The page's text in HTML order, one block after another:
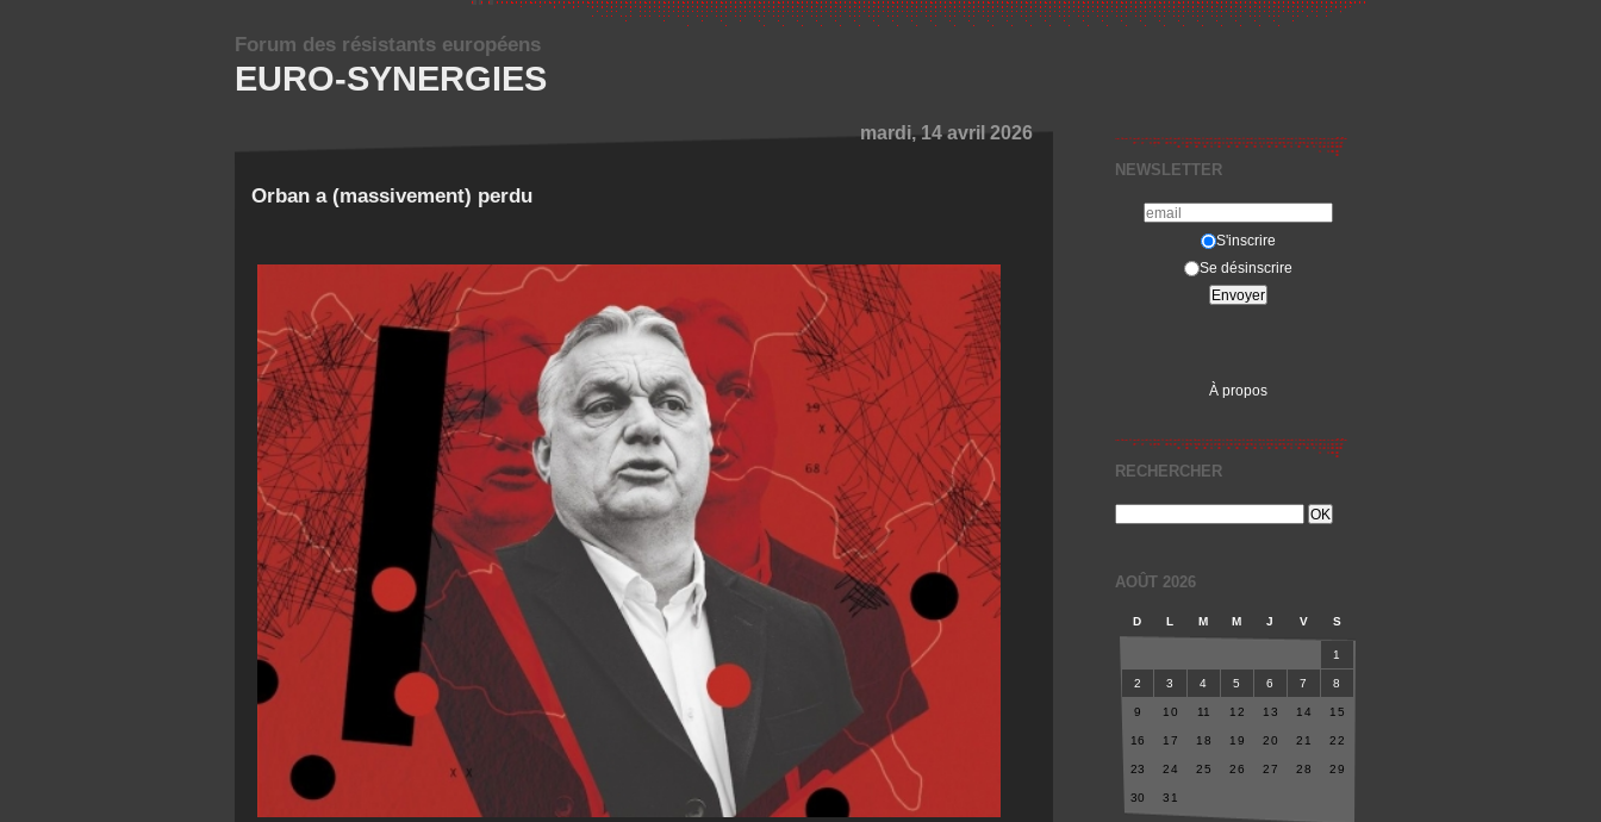
EURO-SYNERGIES
Forum des résistants européens
NEWSLETTER
S'inscrire
Se désinscrire
À propos
RECHERCHER
AOÛT 2026
D L M M J V S
1
2 3 4 5 6 7 8
9 10 11 12 13 14 15
16 17 18 19 20 21 22
23 24 25 26 27 28 29
30 31
mardi, 14 avril 2026
Orban a (massivement) perdu